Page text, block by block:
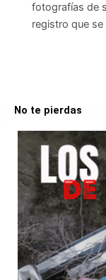
fotografías de
registro que
No te pierdas